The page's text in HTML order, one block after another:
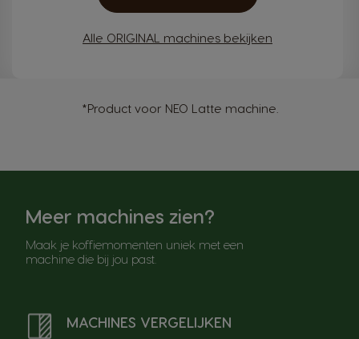
Alle ORIGINAL machines bekijken
*Product voor NEO Latte machine.
Meer machines zien?
Maak je koffiemomenten uniek met een
machine die bij jou past.
MACHINES VERGELIJKEN